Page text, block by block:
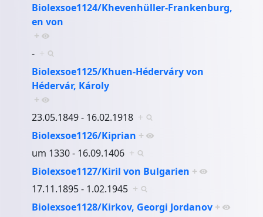
Biolexsoe1124/Khevenhüller-Frankenburg,
en von
+
- +
Biolexsoe1125/Khuen-Héderváry von
Hédervár, Károly
+
23.05.1849 - 16.02.1918 +
Biolexsoe1126/Kiprian +
um 1330 - 16.09.1406 +
Biolexsoe1127/Kiril von Bulgarien +
17.11.1895 - 1.02.1945 +
Biolexsoe1128/Kirkov, Georgi Jordanov +